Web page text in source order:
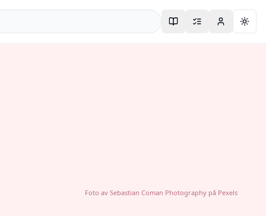
Foto av Sebastian Coman Photographypå Pexels